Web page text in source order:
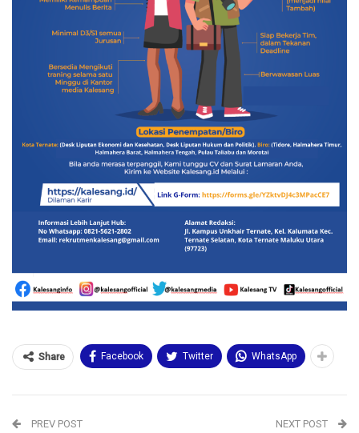
Share Facebook Twitter WhatsApp
PREV POST NEXT POST